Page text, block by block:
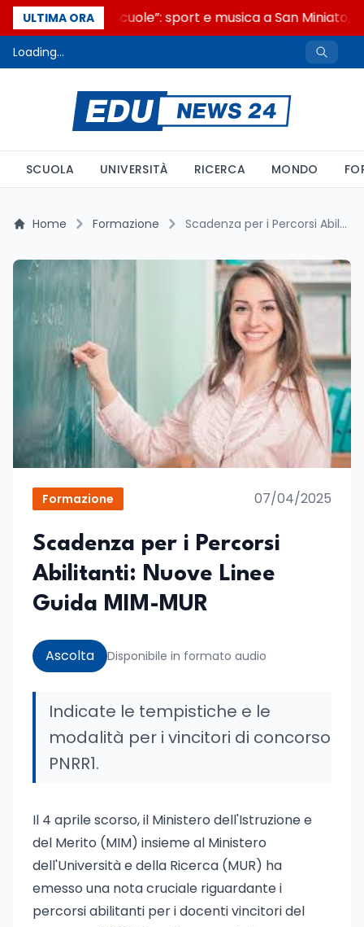
ULTIMA ORA
“Noi siamo le Scuole”: sport e musica a San Miniato,
Loading...
SCUOLA UNIVERSITÀ RICERCA MONDO
Home Formazione Scadenza per i Percorsi Abilitanti: Nuove Linee Guida MIM-MUR
Formazione 07/04/2025
Scadenza per i Percorsi
Abilitanti: Nuove Linee
Guida MIM-MUR
Ascolta Disponibile in formato audio
Indicate le tempistiche e le
modalità per i vincitori di concorso
PNRR1.
Il 4 aprile scorso, il Ministero dell'Istruzione e
del Merito (MIM) insieme al Ministero
dell'Università e della Ricerca (MUR) ha
emesso una nota cruciale riguardante i
percorsi abilitanti per i docenti vincitori del